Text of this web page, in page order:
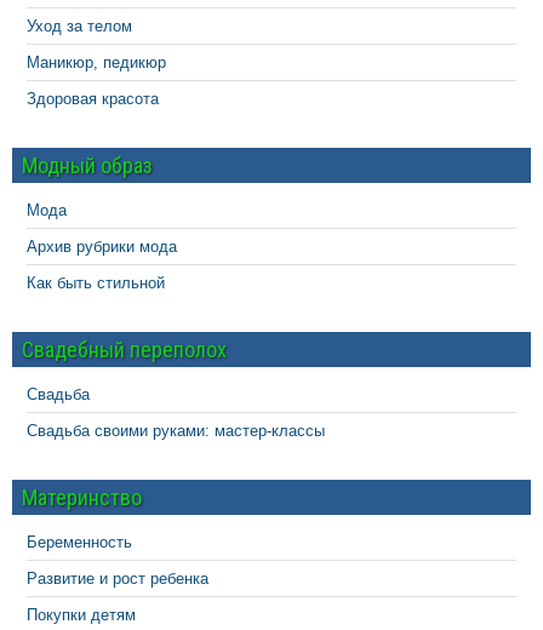
Уход за телом
Маникюр, педикюр
Здоровая красота
Модный образ
Мода
Архив рубрики мода
Как быть стильной
Свадебный переполох
Свадьба
Свадьба своими руками: мастер-классы
Материнство
Беременность
Развитие и рост ребенка
Покупки детям